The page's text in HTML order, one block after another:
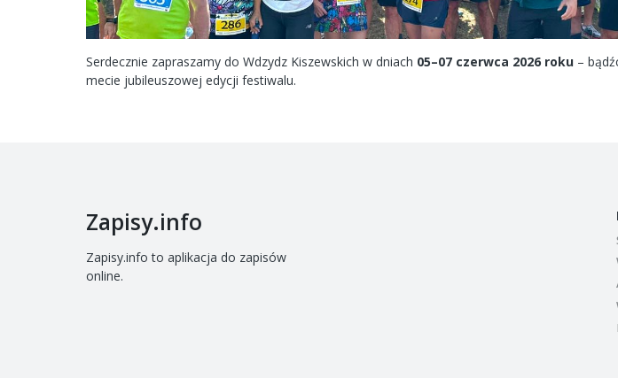
Serdecznie zapraszamy do Wdzydz Kiszewskich w dniach 05–07 czerwca 2026 roku –
mecie jubileuszowej edycji festiwalu.
Zapisy.info
Zapisy.info to aplikacja do zapisów
online.